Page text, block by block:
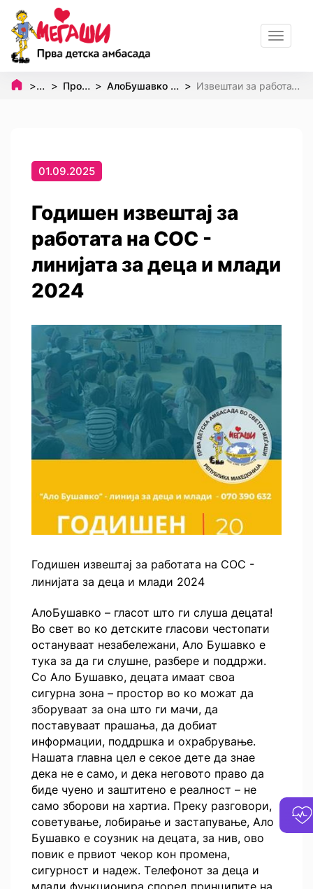
Toggle
Почетна
Програми и проекти АлоБушавко - СОС телефон за деца и млади Извештаи за работата на АлоБушавко линијата за деца и млади
01.09.2025
Годишен извештај за
работата на СОС -
линијата за деца и млади
2024
Годишен извештај за работата на СОС -
линијата за деца и млади 2024
АлоБушавко – гласот што ги слуша децата!
Во свет во ко детските гласови честопати
остануваат незабележани, Ало Бушавко е
тука за да ги слушне, разбере и поддржи.
Со Ало Бушавко, децата имаат своа
сигурна зона – простор во ко можат да
зборуваат за она што ги мачи, да
поставуваат прашања, да добиат
информации, поддршка и охрабрување.
Нашата главна цел е секое дете да знае
дека не е само, и дека неговото право да
биде чуено и заштитено е реалност – не
само зборови на хартиа. Преку разговори,
советување, лобирање и застапување, Ало
Бушавко е соузник на децата, зa нив, ово
повик е првиот чекор кон промена,
сигурност и надеж. Tелефонот за деца и
млади функционира според принципите на